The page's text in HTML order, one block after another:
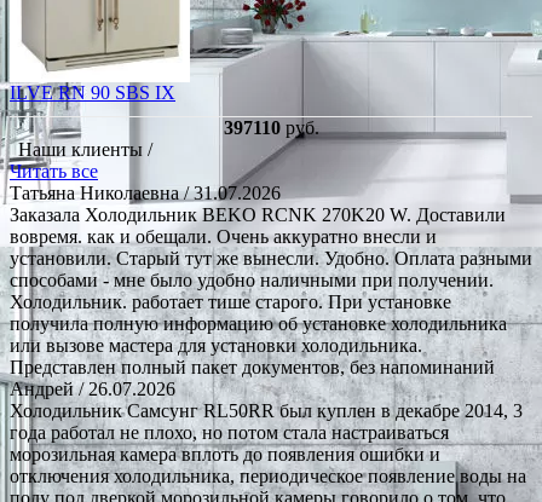
ILVE RN 90 SBS IX
397110руб.
Наши клиенты /
Читать все
Татьяна Николаевна/ 31.07.2026
Заказала Холодильник BEKO RCNK 270K20 W. Доставили
вовремя. как и обещали. Очень аккуратно внесли и
установили. Старый тут же вынесли. Удобно. Оплата разными
способами - мне было удобно наличными при получении.
Холодильник. работает тише старого. При установке
получила полную информацию об установке холодильника
или вызове мастера для установки холодильника.
Представлен полный пакет документов, без напоминаний
Андрей/ 26.07.2026
Холодильник Самсунг RL50RR был куплен в декабре 2014, 3
года работал не плохо, но потом стала настраиваться
морозильная камера вплоть до появления ошибки и
отключения холодильника, периодическое появление воды на
полу под дверкой морозильной камеры говорило о том, что